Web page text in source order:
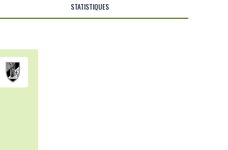
STATISTIQUES